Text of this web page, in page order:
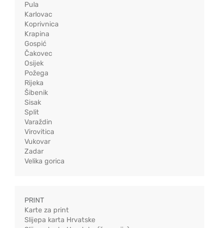
Pula
Karlovac
Koprivnica
Krapina
Gospić
Čakovec
Osijek
Požega
Rijeka
Šibenik
Sisak
Split
Varaždin
Virovitica
Vukovar
Zadar
Velika gorica
PRINT
Karte za print
Slijepa karta Hrvatske